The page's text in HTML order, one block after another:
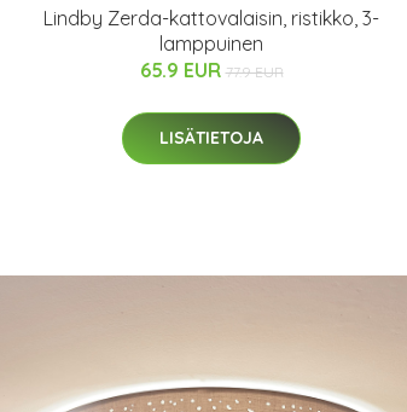
Lindby Zerda-kattovalaisin, ristikko, 3-
lamppuinen
65.9 EUR 77.9 EUR
LISÄTIETOJA